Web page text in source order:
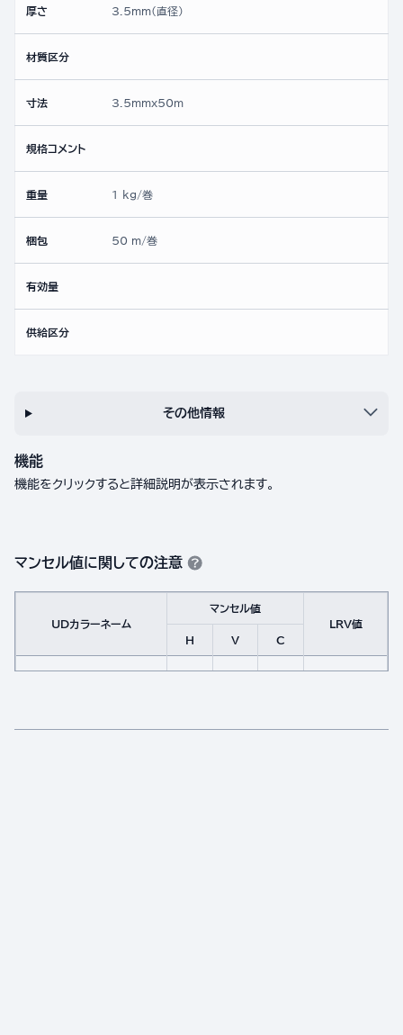
厚さ 3.5mm(直径)
材質区分
寸法 3.5mmx50ｍ
規格コメント
重量 1 kg/巻
梱包 50 m/巻
有効量
供給区分
その他情報
機能
機能をクリックすると詳細説明が表示されます。
マンセル値に関しての注意
UDカラーネーム
マンセル値
LRV値
H
V C